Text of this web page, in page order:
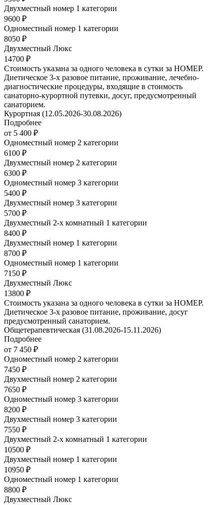
Двухместный номер 1 категории
9600 ₽
Одноместный номер 1 категории
8050 ₽
Двухместный Люкс
14700 ₽
Стоимость указана за одного человека в сутки за НОМЕР.
Диетическое 3-х разовое питание, проживание, лечебно-
диагностические процедуры, входящие в стоимость
санаторно-курортной путевки, досуг, предусмотренный
санаторием.
Курортная (12.05.2026-30.08.2026)
Подробнее
от 5 400 ₽
Одноместный номер 2 категории
6100 ₽
Двухместный номер 2 категории
6300 ₽
Одноместный номер 3 категории
5400 ₽
Двухместный номер 3 категории
5700 ₽
Двухместный 2-х комнатный 1 категории
8400 ₽
Двухместный номер 1 категории
8700 ₽
Одноместный номер 1 категории
7150 ₽
Двухместный Люкс
13800 ₽
Стоимость указана за одного человека в сутки за НОМЕР.
Диетическое 3-х разовое питание, проживание, досуг
предусмотренный санаторием.
Общетерапевтическая (31.08.2026-15.11.2026)
Подробнее
от 7 450 ₽
Одноместный номер 2 категории
7450 ₽
Двухместный номер 2 категории
7650 ₽
Одноместный номер 3 категории
8200 ₽
Двухместный номер 3 категории
7550 ₽
Двухместный 2-х комнатный 1 категории
10500 ₽
Двухместный номер 1 категории
10950 ₽
Одноместный номер 1 категории
8800 ₽
Двухместный Люкс